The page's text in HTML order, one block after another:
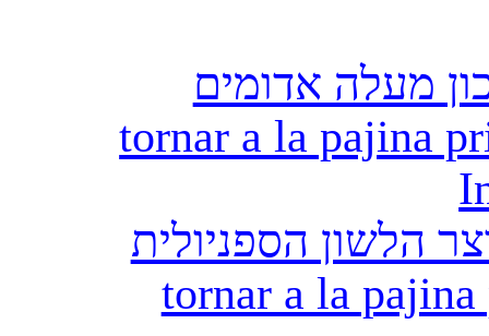
מעלה אדומים
tornar a la pajina
הלשון הספניולית
tornar a la